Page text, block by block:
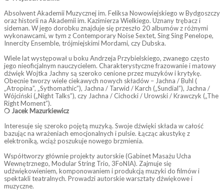
Absolwent Akademii Muzycznej im. Feliksa Nowowiejskiego w Bydgoszczy
oraz historii na Akademii im. Kazimierza Wielkiego. Uznany trębacz i
sideman. W jego dorobku znajduje się przeszło 20 albumów z różnymi
wykonawcami, w tym z Contemporary Noise Sextet, Sing Sing Penelope,
Innercity Ensemble, trójmiejskimi Mordami, czy Dubska.
Wiele lat występował u boku Andrzeja Przybielskiego, zwanego często
jego nieoficjalnym nauczycielem. Charakterystyczne frazowanie i matowy
dźwięk Wojtka Jachny są szeroko cenione przez muzyków i krytykę.
Obecnie tworzy wiele ciekawych nowych składów – Jachna / Buhl (
„Atropina”, „Sythomathic”), Jachna / Tarwid / Karch („Sundial”), Jachna /
Wójciński („Night Talks”), czy Jachna / Cichocki / Urowski / Krawczyk („The
Right Moment”).
❍ Jacek Mazurkiewicz
Interesuje się szeroko pojętą muzyką. Swoje dźwięki składa w całość
bazując na wrażeniach emocjonalnych i pulsie. Łącząc akustykę z
elektroniką, wciąż poszukuje nowego brzmienia.
Współtworzy głównie projekty autorskie (Gabinet Masażu Ucha
Wewnętrznego, Modular String Trio, 3FoNIA). Zajmuje się
udźwiękowieniem, komponowaniem i produkcją muzyki do filmów i
spektakli teatralnych. Prowadzi autorskie warsztaty dźwiękowe i
muzyczne.